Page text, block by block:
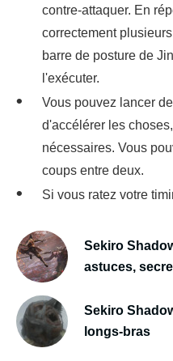
contre-attaquer. En
correctement
barre de posture de
l'exécuter.
Vous pouvez lancer
d'accélérer les
nécessaires. Vous
coups entre deux.
Si vous ratez votre
Sekiro
astuces,
Sekiro
longs-bras